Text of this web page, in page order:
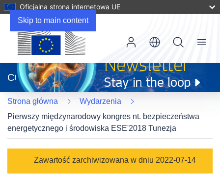
Skip to main content
Oficjalna strona internetowa UE
otworzy
się
w
nowym
oknie)
CORDIS
Menu
Strona główna
Wydarzenia
Pierwszy międzynarodowy kongres nt. bezpieczeństwa
energetycznego i środowiska ESE'2018 Tunezja
category
Zawartość zarchiwizowana w dniu 2022-07-14